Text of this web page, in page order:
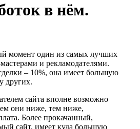
в нём.
момент один из самых лучших
и рекламодателями.
– 10%, она имеет большую
других.
сайта вполне возможно
они ниже, тем ниже,
Более прокачанный,
сайт, имеет куда большую